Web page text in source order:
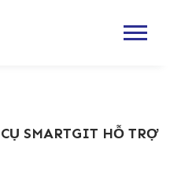
SMARTGIT HỖ TRỢ